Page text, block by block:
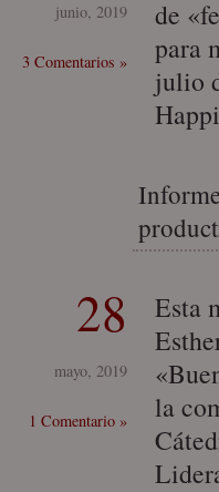
junio, 2019
3 Comentarios »
de
para
julio
28
mayo, 2019
1 Comentario »
Esta
la